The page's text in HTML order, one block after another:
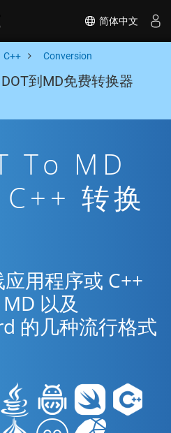
简体中文
C++ Conversion
到MD免费转换器
To MD
转换
用程序或 C++
以及
的几种流行格式